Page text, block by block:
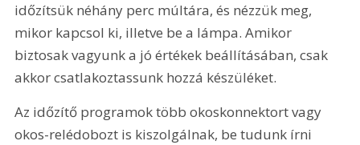
időzítsük néhány perc múltára, és nézzük meg,
mikor kapcsol ki, illetve be a lámpa. Amikor
biztosak vagyunk a jó értékek beállításában, csak
akkor csatlakoztassunk hozzá készüléket.
Az időzítő programok több okoskonnektort vagy
okos-relédobozt is kiszolgálnak, be tudunk írni